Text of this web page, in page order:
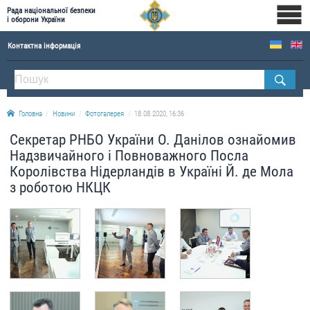
Рада національної безпеки
і оборони України
Контактна інформація
ПРО РНБОУ
Склад Ради національної безпеки і оборони України
Апарат Ради національної безпеки і оборони України
Правова основа діяльності Ради національної безпеки і оборони України
Історична довідка про діяльність Ради національної безпеки і оборони України
ОФІЦІЙНІ ДОКУМЕНТИ
ПРЕСЦЕНТР
Новини
Drone Deals
Відеогалерея
Головна Новини Фотогалерея 18.08.2020, 16:36
Секретар РНБО України О. Данілов ознайомив
Надзвичайного і Повноважного Посла
Королівства Нідерландів в Україні Й. де Мола
з роботою НКЦК